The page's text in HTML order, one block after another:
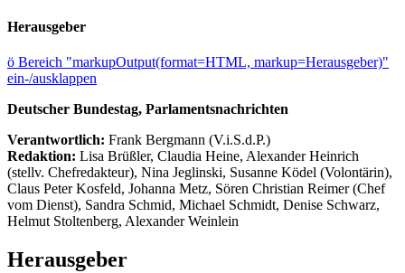
Herausgeber
ö Bereich "markupOutput(format=HTML, markup=Herausgeber)"
ein-/ausklappen
Deutscher Bundestag, Parlamentsnachrichten
Verantwortlich: Frank Bergmann (V.i.S.d.P.)
Redaktion: Lisa Brüßler, Claudia Heine, Alexander Heinrich
(stellv. Chefredakteur), Nina Jeglinski, Susanne Ködel (Volontärin),
Claus Peter Kosfeld, Johanna Metz, Sören Christian Reimer (Chef
vom Dienst), Sandra Schmid, Michael Schmidt, Denise Schwarz,
Helmut Stoltenberg, Alexander Weinlein
Herausgeber